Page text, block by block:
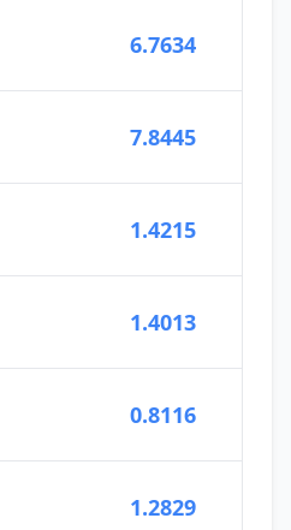
6.7634
7.8445
1.4215
1.4013
0.8116
1.2829